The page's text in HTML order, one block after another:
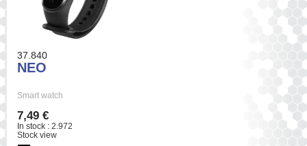
37.840
NEO
Smart watch
7,49 €
In stock : 2.972
Stock view